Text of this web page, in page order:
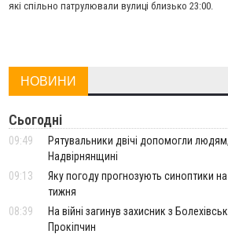
які спільно патрулювали вулиці близько 23:00.
НОВИНИ
Сьогодні
09:49
Рятувальники двічі допомогли
Надвірнянщині
09:13
Яку погоду прогнозують синоптики
тижня
08:39
На війні загинув захисник з
Прокіпчин